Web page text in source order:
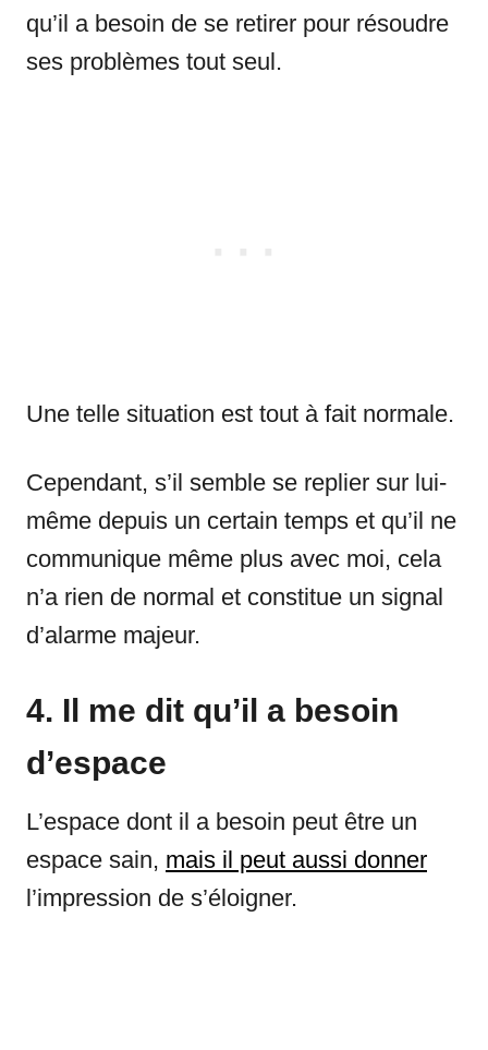
qu’il a besoin de se retirer pour résoudre
ses problèmes tout seul.
Une telle situation est tout à fait normale.
Cependant, s’il semble se replier sur lui-
même depuis un certain temps et qu’il ne
communique même plus avec moi, cela
n’a rien de normal et constitue un signal
d’alarme majeur.
4. Il me dit qu’il a besoin
d’espace
L’espace dont il a besoin peut être un
espace sain, mais il peut aussi donner
l’impression de s’éloigner.